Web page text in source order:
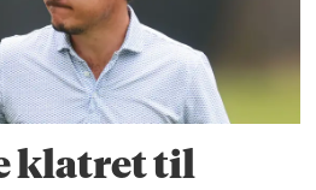
klatret til